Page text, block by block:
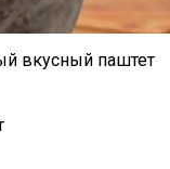
вкусный паштет